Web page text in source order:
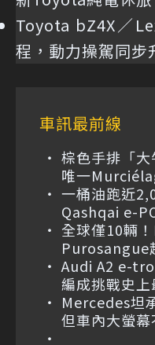
Toyota bZ4X／
程，動力操駕同步
車訊最前線
棕色手排「
唯一
一桶油跑近
Qashqai e-
全球僅10輛
Purosangue
Audi A2 e-
編成挑戰史上
Mercedes坦
但車內大螢